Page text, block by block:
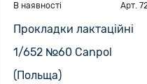
В наявності Арт.
Прокладки лактаційні
1/652 №60 Canpol
(Польща)